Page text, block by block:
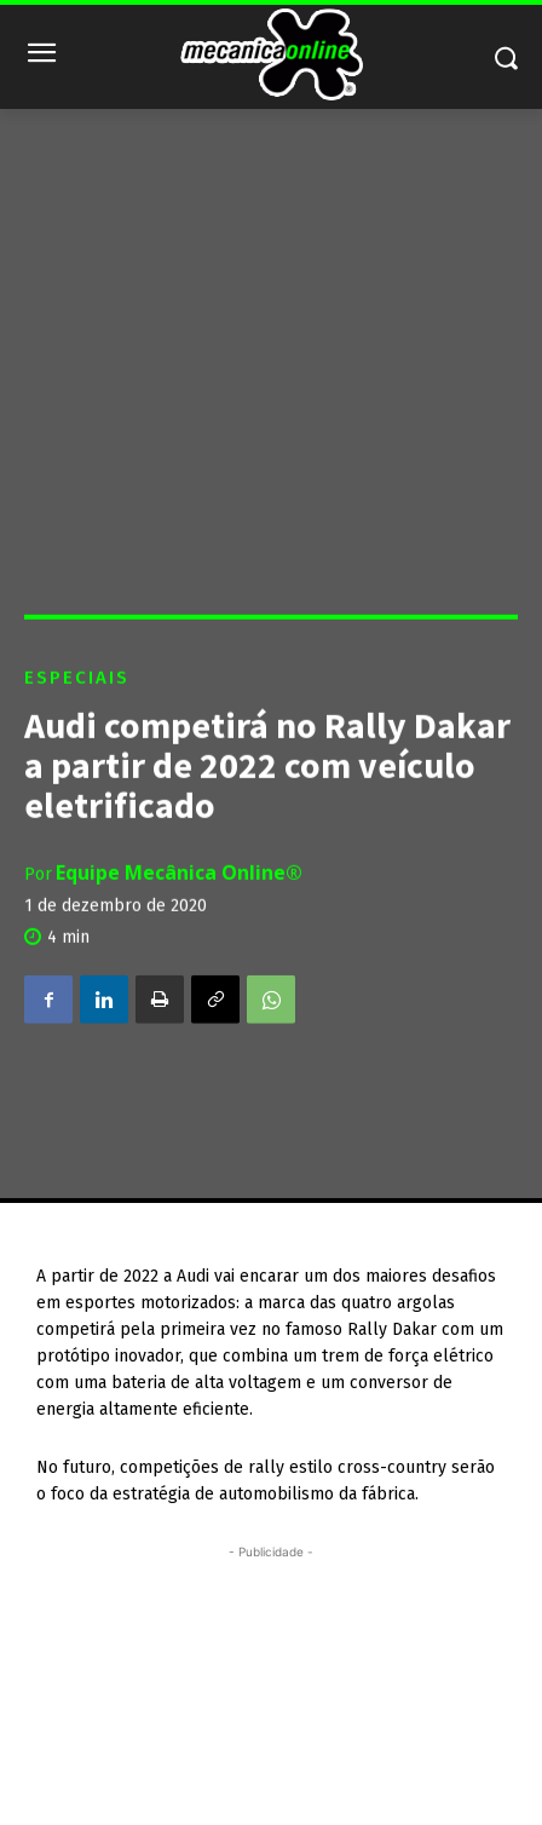
ESPECIAIS
Audi competirá no Rally Dakar
a partir de 2022 com veículo
eletrificado
Por Equipe Mecânica Online®
1 de dezembro de 2020
4 min
A partir de 2022 a Audi vai encarar um dos maiores desafios
em esportes motorizados: a marca das quatro argolas
competirá pela primeira vez no famoso Rally Dakar com um
protótipo inovador, que combina um trem de força elétrico
com uma bateria de alta voltagem e um conversor de
energia altamente eficiente.
No futuro, competições de rally estilo cross-country serão
o foco da estratégia de automobilismo da fábrica.
- Publicidade -